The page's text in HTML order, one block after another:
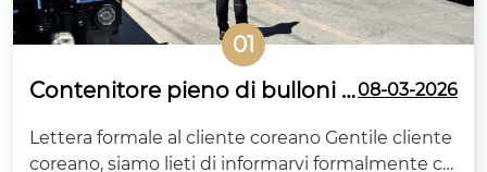
01
Contenitore pieno di bulloni a
pedito in Corea da Zitai Faste
08-03-2026
Lettera formale al cliente coreano Gentile cliente
coreano, siamo lieti di informarvi formalmente ch